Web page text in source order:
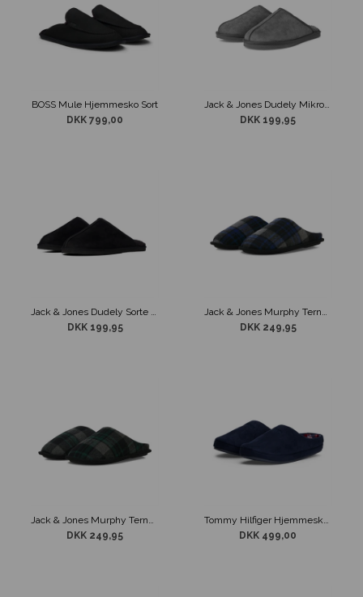
BOSS Mule Hjemmesko Sort
DKK 799,00
Jack & Jones Dudely Mikrofiber Slippers Grå
DKK 199,95
Jack & Jones Dudely Sorte Mikrofiber Slippers
DKK 199,95
Jack & Jones Murphy Ternet Slippers Blå
DKK 249,95
Jack & Jones Murphy Ternet Slippers Grøn
DKK 249,95
Tommy Hilfiger Hjemmesko Blå
DKK 499,00